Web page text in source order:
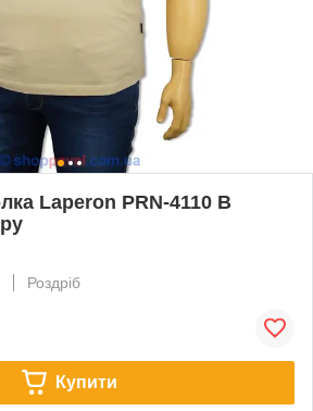
Laperon PRN-4110 B
Роздріб
Купити